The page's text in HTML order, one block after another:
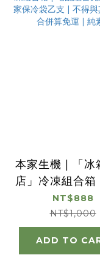
本家生機 | 「冰箱火鍋
店」冷凍組合箱
組合免運 | 贈獨
袋乙支 | 不得與
項合併算免運 |
NT$888
NT$1,000
ADD TO